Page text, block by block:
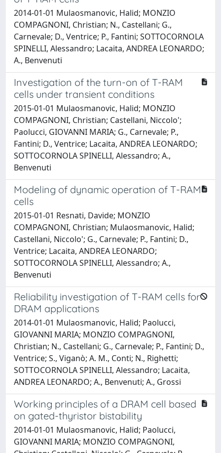
2014-01-01 Mulaosmanovic, Halid; MONZIO
COMPAGNONI, Christian; N., Castellani; G.,
Carnevale; D., Ventrice; P., Fantini; SOTTOCORNOLA
SPINELLI, Alessandro; Lacaita, ANDREA LEONARDO;
A., Benvenuti
Investigation of the turn-on of T-RAM
cells under transient conditions
2015-01-01 Mulaosmanovic, Halid; MONZIO
COMPAGNONI, Christian; Castellani, Niccolo';
Paolucci, GIOVANNI MARIA; G., Carnevale; P.,
Fantini; D., Ventrice; Lacaita, ANDREA LEONARDO;
SOTTOCORNOLA SPINELLI, Alessandro; A.,
Benvenuti
Modeling of dynamic operation of T-RAM
cells
2015-01-01 Resnati, Davide; MONZIO
COMPAGNONI, Christian; Mulaosmanovic, Halid;
Castellani, Niccolo'; G., Carnevale; P., Fantini; D.,
Ventrice; Lacaita, ANDREA LEONARDO;
SOTTOCORNOLA SPINELLI, Alessandro; A.,
Benvenuti
Reliability investigation of T-RAM cells for
DRAM applications
2014-01-01 Mulaosmanovic, Halid; Paolucci,
GIOVANNI MARIA; MONZIO COMPAGNONI,
Christian; N., Castellani; G., Carnevale; P., Fantini; D.,
Ventrice; S., Viganò; A. M., Conti; N., Righetti;
SOTTOCORNOLA SPINELLI, Alessandro; Lacaita,
ANDREA LEONARDO; A., Benvenuti; A., Grossi
Working principles of a DRAM cell based
on gated-thyristor bistability
2014-01-01 Mulaosmanovic, Halid; Paolucci,
GIOVANNI MARIA; MONZIO COMPAGNONI,